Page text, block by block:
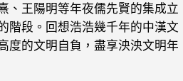
、王陽明等年夜儒先賢的集成立
階段。回想浩浩幾千年的中漢文
度的文明自負，盡享泱泱文明年